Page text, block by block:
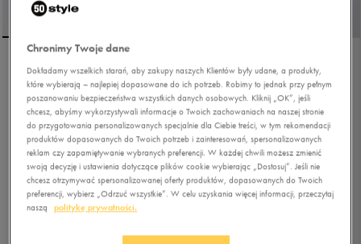
LEVI'S KURTKA ZIMOWA
PIEDMONT SHORT RED
BW BLACKS
4.9 (8 )
599,99złz Vat
+ 3000 PKT WKLUBIE 50 STYLE
Chronimy Twoje dane
Dokładamy wszelkich starań, aby zakupy naszych Klientów były udane, a produkty,
które wybierają – najlepiej dopasowane do ich potrzeb. Robimy to jednak przy pełnym
poszanowaniu bezpieczeństwa wszystkich danych osobowych. Kliknij „OK”, jeśli
chcesz, abyśmy wykorzystywali informacje o Twoich zachowaniach na naszej stronie
do przygotowania personalizowanych specjalnie dla Ciebie treści, w tym rekomendacji
produktów dopasowanych do Twoich potrzeb i zainteresowań, spersonalizowanych
reklam czy zapamiętywanie wybranych preferencji. W każdej chwili możesz zmienić
swoją decyzję i ustawienia dotyczące plików cookie wybierając „Dostosuj”. Jeśli nie
chcesz otrzymywać spersonalizowanej oferty produktów, dopasowanych do Twoich
preferencji, wybierz „Odrzuć wszystkie”. W celu uzyskania więcej informacji, przeczytaj
naszą
politykę prywatności.